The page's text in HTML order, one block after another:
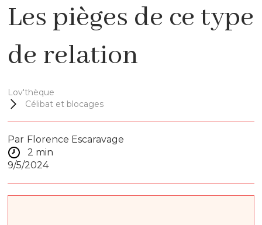
Les pièges de ce type
de relation
Lov'thèque
Célibat et blocages
Par Florence Escaravage
2 min
9/5/2024